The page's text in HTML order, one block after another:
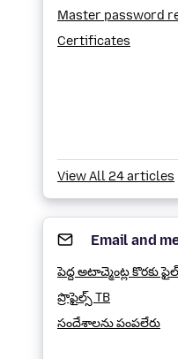
Master password
Certificates
View All 24 articles
Email and
పెద్ద అటాచ్మెంట్ల కొరకు
ప్రొఫైల్స్ TB
సందేశాలను పంపలేరు